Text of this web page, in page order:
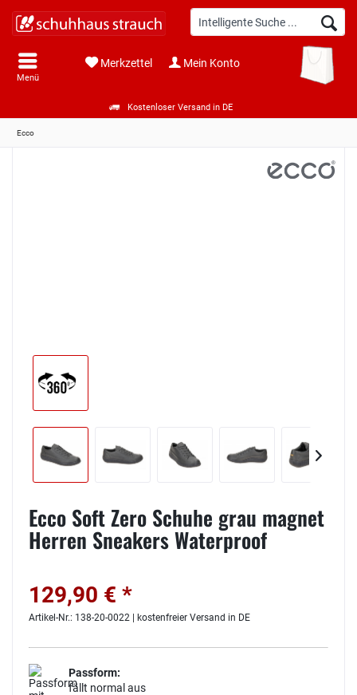
Kostenloser Versand in DE
Menü
Merkzettel Mein Konto
Ecco
Ecco Soft Zero Schuhe grau magnet
Herren Sneakers Waterproof
129,90 € *
Artikel-Nr.: 138-20-0022 | kostenfreier Versand in DE
Passform:
fällt normal aus